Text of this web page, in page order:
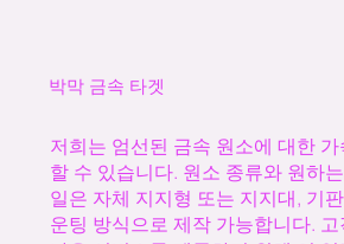
박막 금속 타겟
저희는 엄선된 금속 원소에 대한
할 수 있습니다. 원소 종류와 원하
일은 자체 지지형 또는 지지대, 기
운팅 방식으로 제작 가능합니다.